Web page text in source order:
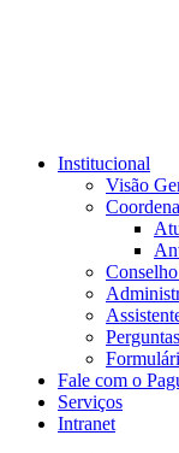
Institucional
Visão
Fale com o
Serviços
Intranet